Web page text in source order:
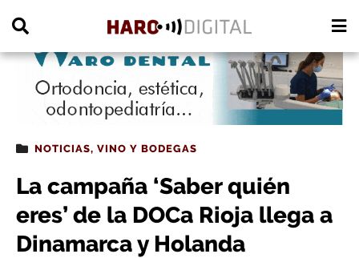
NOTICIAS, VINO Y BODEGAS
La campaña ‘Saber quién
eres’ de la DOCa Rioja llega a
Dinamarca y Holanda